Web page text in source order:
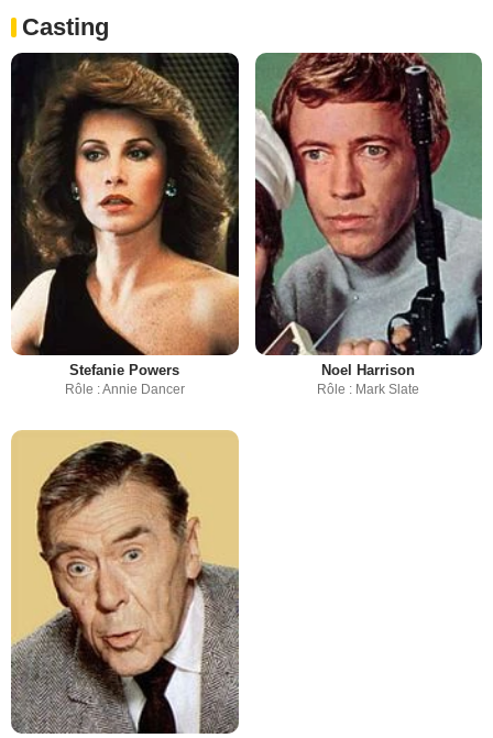
Casting
Stefanie Powers
Rôle : Annie Dancer
Noel Harrison
Rôle : Mark Slate